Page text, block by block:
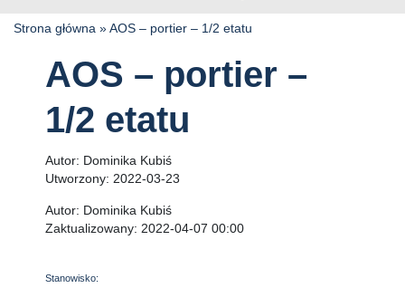
Strona główna »AOS – portier – 1/2 etatu
AOS – portier –
1/2 etatu
Autor: Dominika Kubiś
Utworzony: 2022-03-23
Autor: Dominika Kubiś
Zaktualizowany: 2022-04-07 00:00
Stanowisko: